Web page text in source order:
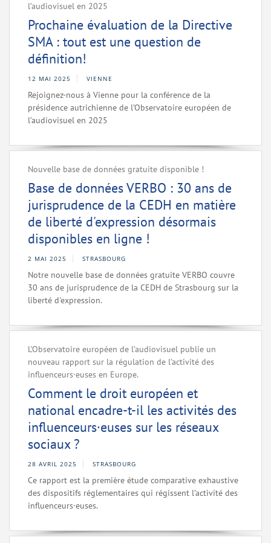
l’audiovisuel en 2025
Prochaine évaluation de la Directive
SMA : tout est une question de
définition!
12 MAI 2025 VIENNE
Rejoignez-nous à Vienne pour la conférence de la
présidence autrichienne de l’Observatoire européen de
l’audiovisuel en 2025
Nouvelle base de données gratuite disponible !
Base de données VERBO : 30 ans de
jurisprudence de la CEDH en matière
de liberté d'expression désormais
disponibles en ligne !
2 MAI 2025 STRASBOURG
Notre nouvelle base de données gratuite VERBO couvre
30 ans de jurisprudence de la CEDH de Strasbourg sur la
liberté d'expression.
L’Observatoire européen de l’audiovisuel publie un
nouveau rapport sur la régulation de l’activité des
influenceurs·euses en Europe.
Comment le droit européen et
national encadre-t-il les activités des
influenceurs·euses sur les réseaux
sociaux ?
28 AVRIL 2025 STRASBOURG
Ce rapport est la première étude comparative exhaustive
des dispositifs réglementaires qui régissent l’activité des
influenceurs·euses.